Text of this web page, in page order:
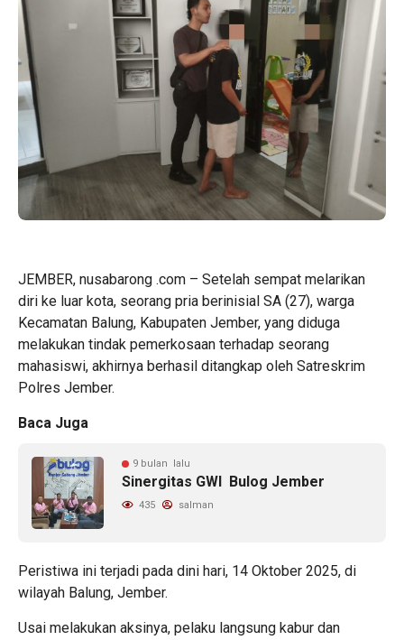
JEMBER, nusabarong .com – Setelah sempat melarikan
diri ke luar kota, seorang pria berinisial SA (27), warga
Kecamatan Balung, Kabupaten Jember, yang diduga
melakukan tindak pemerkosaan terhadap seorang
mahasiswi, akhirnya berhasil ditangkap oleh Satreskrim
Polres Jember.
Baca Juga
9 bulan lalu
Sinergitas GWI Bulog Jember
435 salman
Peristiwa ini terjadi pada dini hari, 14 Oktober 2025, di
wilayah Balung, Jember.
Usai melakukan aksinya, pelaku langsung kabur dan